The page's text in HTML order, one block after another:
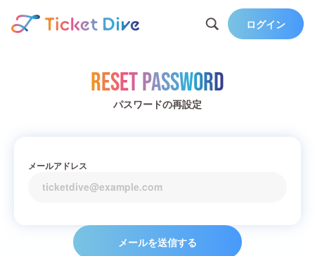
ログイン
Reset Password
パスワードの再設定
メールアドレス
メールを送信する